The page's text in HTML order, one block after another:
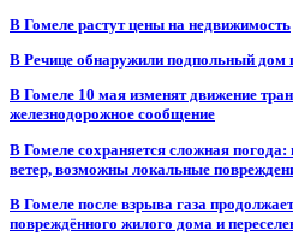
В Гомеле растут цены на недвижимость
В Речице обнаружили подпольный дом
В Гомеле 10 мая изменят движение
железнодорожное сообщение
В Гомеле сохраняется сложная
ветер, возможны локальные
В Гомеле после взрыва газа
повреждённого жилого дома и